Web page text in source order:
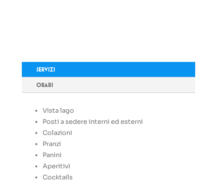
SERVIZI
ORARI
Vista lago
Posti a sedere interni ed esterni
Colazioni
Pranzi
Panini
Aperitivi
Cocktails